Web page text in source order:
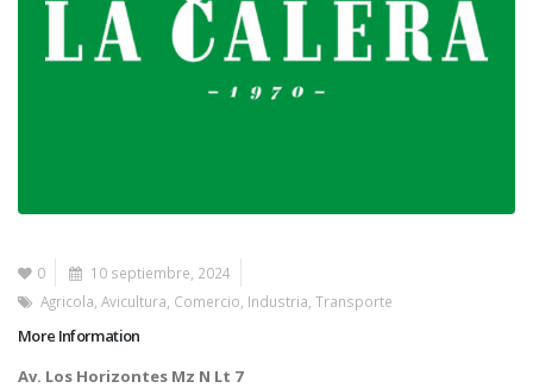
0
10 septiembre, 2024
Agricola Avicultura Comercio Industria Transporte
More Information
Av. Los Horizontes Mz N Lt 7